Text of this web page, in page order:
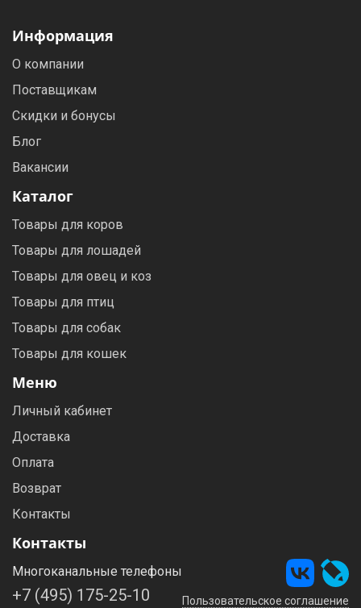
Информация
О компании
Поставщикам
Скидки и бонусы
Блог
Вакансии
Каталог
Товары для коров
Товары для лошадей
Товары для овец и коз
Товары для птиц
Товары для собак
Товары для кошек
Меню
Личный кабинет
Доставка
Оплата
Возврат
Контакты
Контакты
Многоканальные телефоны
+7 (495) 175-25-10 Пользовательское соглашение